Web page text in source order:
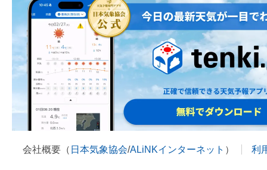
会社概要（ 日本気象協会/ALiNKインターネット ） 利